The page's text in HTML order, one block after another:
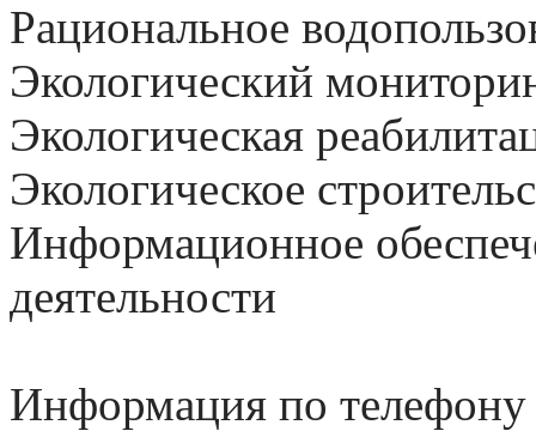
Рациональное
Экологический
Экологическая
Экологическое
Информационное
деятельности
Информация по телефону